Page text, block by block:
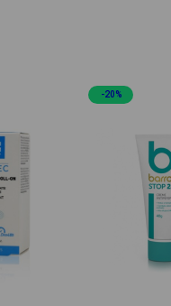
-20%